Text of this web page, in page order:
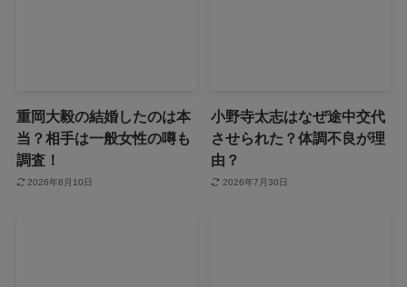
重岡大毅の結婚したのは本
当？相手は一般女性の噂も
調査！
2026年8月10日
小野寺太志はなぜ途中交代
させられた？体調不良が理
由？
2026年7月30日